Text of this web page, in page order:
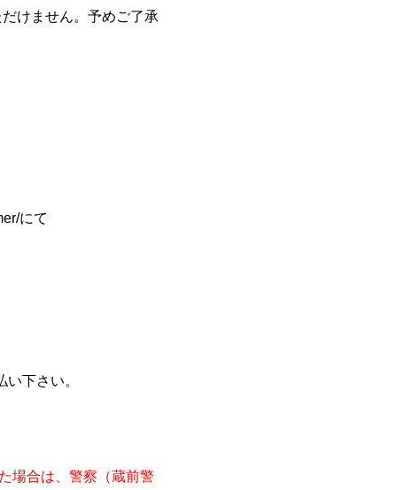
けません。予めご了承
にて
下さい。
場合は、警察（蔵前警